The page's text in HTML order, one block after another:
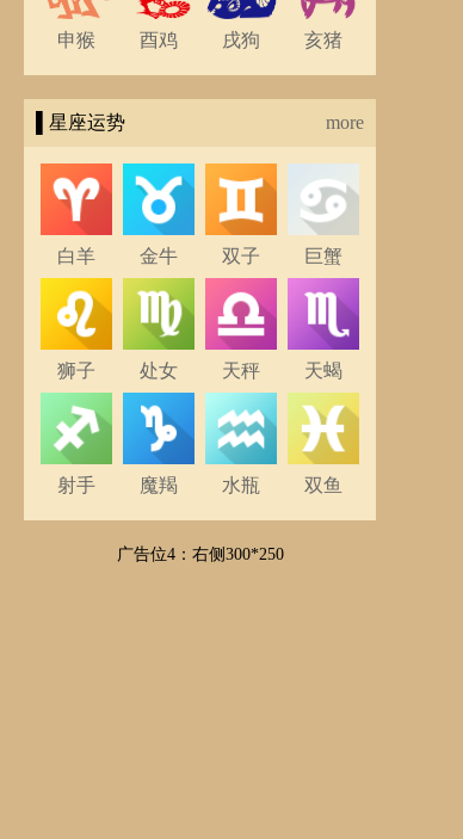
申猴 酉鸡 戌狗 亥猪
▌星座运势 more
白羊 金牛 双子 巨蟹
狮子 处女 天秤 天蝎
射手 魔羯 水瓶 双鱼
广告位4：右侧300*250